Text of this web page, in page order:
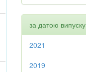
за датою випуску
2021
2019